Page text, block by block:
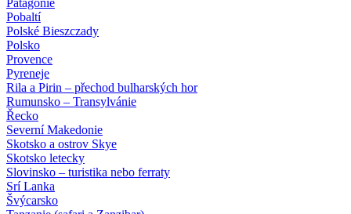
Patagonie
Pobaltí
Polské Bieszczady
Polsko
Provence
Pyreneje
Rila a Pirin – přechod bulharských hor
Rumunsko – Transylvánie
Řecko
Severní Makedonie
Skotsko a ostrov Skye
Skotsko letecky
Slovinsko – turistika nebo ferraty
Srí Lanka
Švýcarsko